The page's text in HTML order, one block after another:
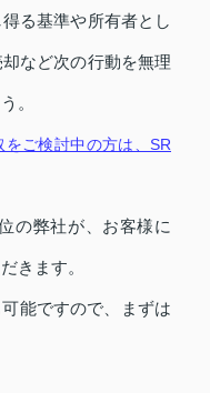
る基準や所有者とし
など次の行動を無理
。
ご検討中の方は、SR
の弊社が、お客様に
きます。
能ですので、まずは